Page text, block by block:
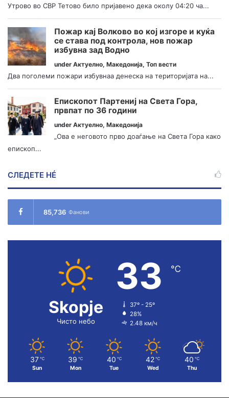
Утрово во СВР Тетово било пријавено дека околу 04:20 ча...
Пожар кај Волково во кој изгоре и куќа
се става под контрола, нов пожар
избувна зад Водно
under Актуелно, Македонија, Топ вести
Два поголеми пожари избувнаа денеска на територијата на...
Епископот Партениј на Света Гора,
првпат по 36 години
under Актуелно, Македонија
„Ова е неговото прво доаѓање на Света Гора како
епископ...
СЛЕДЕТЕ НÉ
85,736 Фанови
Skopje
Чисто небо
33 ℃
37º - 25º
28%
2.48 км/ч
37 ℃
Sun
39 ℃
Mon
40 ℃
Tue
42 ℃
Wed
40 ℃
Thu